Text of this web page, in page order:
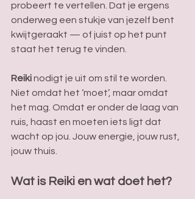
probeert te vertellen. Dat je ergens
onderweg een stukje van jezelf bent
kwijtgeraakt — of juist op het punt
staat het terug te vinden.
Reiki nodigt je uit om stil te worden.
Niet omdat het ‘moet’, maar omdat
het mag. Omdat er onder de laag van
ruis, haast en moeten iets ligt dat
wacht op jou. Jouw energie, jouw rust,
jouw thuis.
Wat is Reiki en wat doet het?